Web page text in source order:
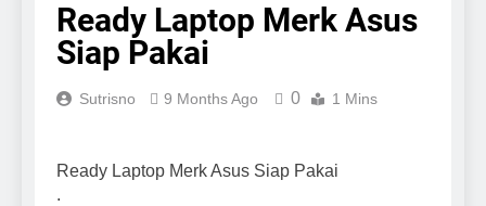
Ready Laptop Merk Asus
Siap Pakai
Sutrisno 9 Months Ago 0 1 Mins
Ready Laptop Merk Asus Siap Pakai
.